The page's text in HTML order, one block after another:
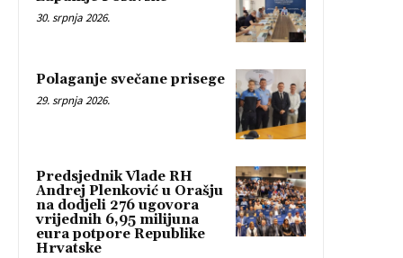
30. srpnja 2026.
Polaganje svečane prisege
29. srpnja 2026.
Predsjednik Vlade RH
Andrej Plenković u Orašju
na dodjeli 276 ugovora
vrijednih 6,95 milijuna
eura potpore Republike
Hrvatske